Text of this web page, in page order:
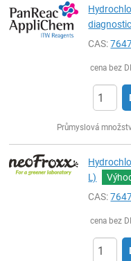
CAS:
cena bez
Průmyslová
L)
CAS:
cena bez